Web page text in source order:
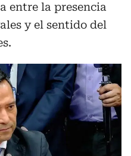
entre la presencia
y el sentido del